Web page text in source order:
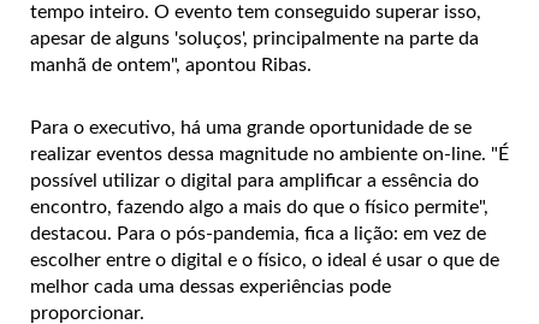
tempo inteiro. O evento tem conseguido superar isso,
apesar de alguns 'soluços', principalmente na parte da
manhã de ontem", apontou Ribas.
Para o executivo, há uma grande oportunidade de se
realizar eventos dessa magnitude no ambiente on-line. "É
possível utilizar o digital para amplificar a essência do
encontro, fazendo algo a mais do que o físico permite",
destacou. Para o pós-pandemia, fica a lição: em vez de
escolher entre o digital e o físico, o ideal é usar o que de
melhor cada uma dessas experiências pode
proporcionar.